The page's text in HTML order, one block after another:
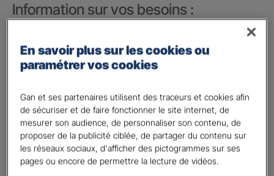
Information sur vos besoins :
votre vie privée
votre vie professionnelle
Vos informations :
Etes-vous déjà client Gan assurances ?*
Oui
Non
En savoir plus sur les cookies ou
paramétrer vos cookies
Gan et ses partenaires utilisent des traceurs et cookies afin
de sécuriser et de faire fonctionner le site internet, de
mesurer son audience, de personnaliser son contenu, de
proposer de la publicité ciblée, de partager du contenu sur
les réseaux sociaux, d'afficher des pictogrammes sur ses
pages ou encore de permettre la lecture de vidéos.